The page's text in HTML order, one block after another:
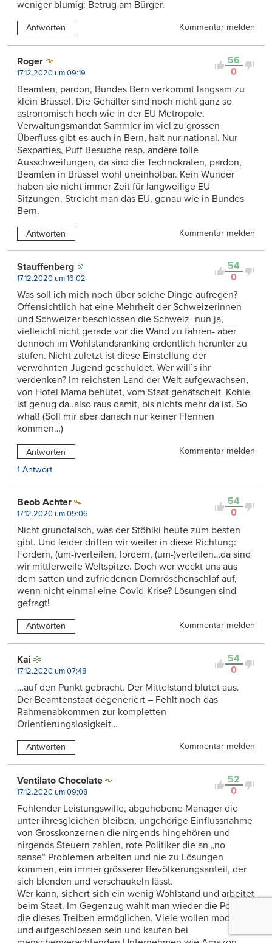
weniger blumig: Betrug am Bürger.
Antworten Kommentar melden
56
0
Roger
17.12.2020 um 09:19
Beamten, pardon, Bundes Bern verkommt langsam zu
klein Brüssel. Die Gehälter sind noch nicht ganz so
astronomisch hoch wie in der EU Metropole.
Verwaltungsmandat Sammler im viel zu grossen
Überfluss gibt es auch in Bern, halt nur national. Nur
Sexparties, Puff Besuche resp. andere tolle
Ausschweifungen, da sind die Technokraten, pardon,
Beamten in Brüssel wohl uneinholbar. Kein Wunder
haben sie nicht immer Zeit für langweilige EU
Sitzungen. Streicht man das EU, genau wie in Bundes
Bern.
Antworten Kommentar melden
54
0
Stauffenberg
17.12.2020 um 16:02
Was soll ich mich noch über solche Dinge aufregen?
Offensichtlich hat eine Mehrheit der Schweizerinnen
und Schweizer beschlossen die Schweiz- nun ja,
vielleicht nicht gerade vor die Wand zu fahren- aber
dennoch im Wohlstandsranking ordentlich herunter zu
stufen. Nicht zuletzt ist diese Einstellung der
verwöhnten Jugend geschuldet. Wer will`s ihr
verdenken? Im reichsten Land der Welt aufgewachsen,
von Hotel Mama behütet, vom Staat gehätschelt. Kohle
ist genug da..also raus damit, bis nichts mehr da ist. So
what! (Soll mir aber danach nur keiner Flennen
kommen…)
Antworten
Kommentar melden
1 Antwort
54
0
Beob Achter
17.12.2020 um 09:06
Nicht grundfalsch, was der Stöhlki heute zum besten
gibt. Und leider driften wir weiter in diese Richtung:
Fordern, (um-)verteilen, fordern, (um-)verteilen…da sind
wir mittlerweile Weltspitze. Doch wer weckt uns aus
dem satten und zufriedenen Dornröschenschlaf auf,
wenn nicht einmal eine Covid-Krise? Lösungen sind
gefragt!
Antworten Kommentar melden
54
0
Kai
17.12.2020 um 07:48
…auf den Punkt gebracht. Der Mittelstand blutet aus.
Der Beamtenstaat degeneriert – Fehlt noch das
Rahmenabkommen zur kompletten
Orientierungslosigkeit…
Antworten Kommentar melden
52
0
Ventilato Chocolate
17.12.2020 um 09:08
Fehlender Leistungswille, abgehobene Manager die
unter ihresgleichen bleiben, ungehörige Einflussnahme
von Grosskonzernen die nirgends hingehören und
nirgends Steuern zahlen, rote Politiker die an „no
sense“ Problemen arbeiten und nie zu Lösungen
kommen, ein immer grösserer Bevölkerungsanteil, der
sich blenden und verschaukeln lässt.
Wer kann, sichert sich ein wenig Wohlstand und arbeitet
beim Staat. Im Gegenzug wählt man wieder die Politiker
die dieses Treiben ermöglichen. Viele wollen modern
und aufgeschlossen sein und kaufen bei